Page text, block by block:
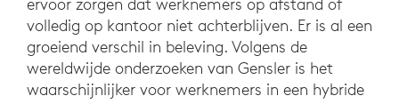
volledig op kantoor niet achterblijven. Er is al een
groeiend verschil in beleving. Volgens de
wereldwijde onderzoeken van Gensler is het
waarschijnlijker voor werknemers in een hybride